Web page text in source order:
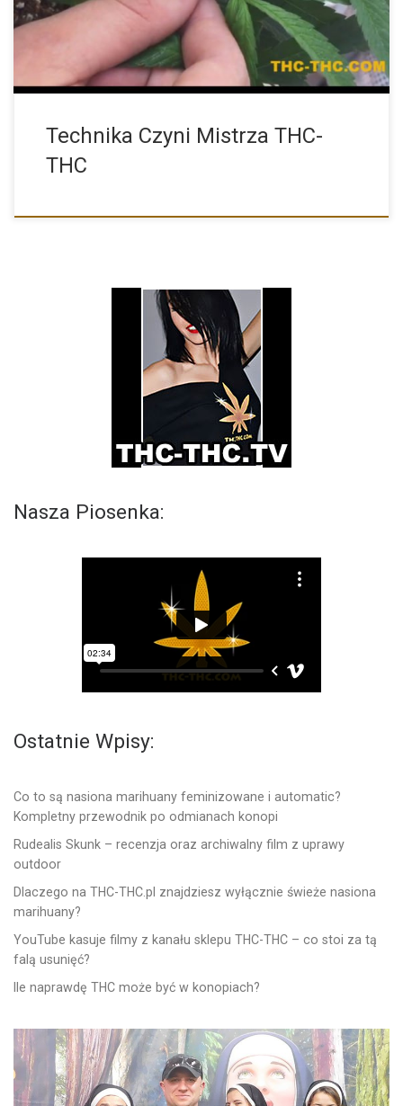
Technika Czyni Mistrza THC-
THC
Nasza Piosenka:
Ostatnie Wpisy:
Co to są nasiona marihuany feminizowane i automatic?
Kompletny przewodnik po odmianach konopi
Rudealis Skunk – recenzja oraz archiwalny film z uprawy
outdoor
Dlaczego na THC-THC.pl znajdziesz wyłącznie świeże nasiona
marihuany?
YouTube kasuje filmy z kanału sklepu THC-THC – co stoi za tą
falą usunięć?
Ile naprawdę THC może być w konopiach?